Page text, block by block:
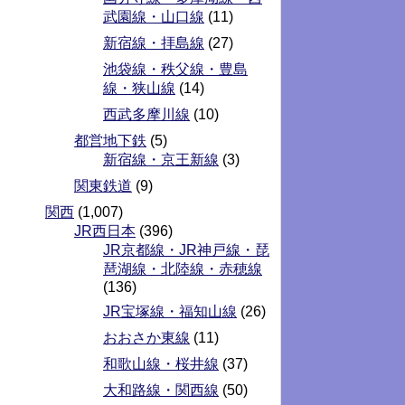
武園線・山口線 (11)
新宿線・拝島線 (27)
池袋線・秩父線・豊島
線・狭山線 (14)
西武多摩川線 (10)
都営地下鉄 (5)
新宿線・京王新線 (3)
関東鉄道 (9)
関西 (1,007)
JR西日本 (396)
JR京都線・JR神戸線・琵
琶湖線・北陸線・赤穂線
(136)
JR宝塚線・福知山線 (26)
おおさか東線 (11)
和歌山線・桜井線 (37)
大和路線・関西線 (50)